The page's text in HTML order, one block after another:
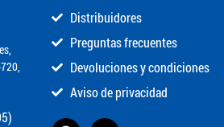
Distribuidores
Preguntas frecuentes
Devoluciones y condiciones
Aviso de privacidad